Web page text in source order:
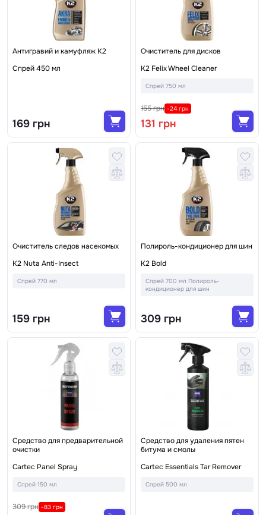
Антигравий и камуфляж K2
Спрей 450 мл
169 грн
Очиститель для дисков
K2 Felix Wheel Cleaner
Спрей 750 мл
155 грн -24 грн
131 грн
Очиститель следов насекомых
K2 Nuta Anti-Insect
Спрей 770 мл
159 грн
Полироль-кондиционер для шин
K2 Bold
Спрей 700 мл Полироль-
кондиционер для шин
309 грн
Средство для предварительной
очистки
Cartec Panel Spray
Спрей 150 мл
309 грн -83 грн
Средство для удаления пятен
битума и смолы
Cartec Essentials Tar Remover
Спрей 500 мл